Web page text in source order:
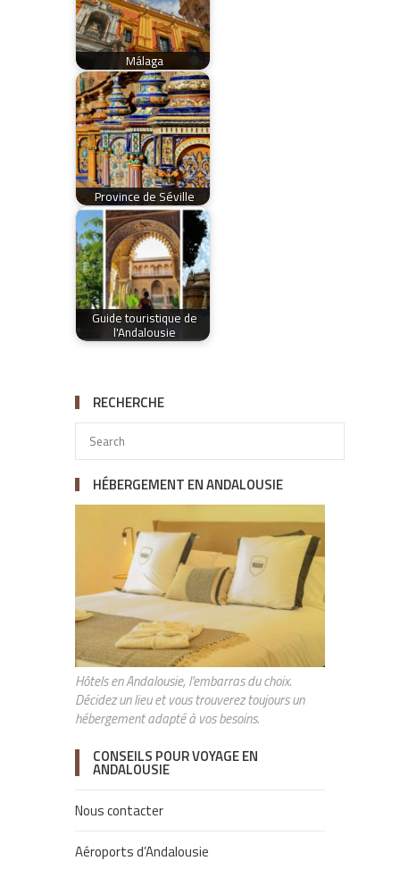
Málaga
Province de Séville
Guide touristique de
l'Andalousie
RECHERCHE
HÉBERGEMENT EN ANDALOUSIE
Hôtels en Andalousie, l'embarras du choix.
Décidez un lieu et vous trouverez toujours un
hébergement adapté à vos besoins.
CONSEILS POUR VOYAGE EN
ANDALOUSIE
Nous contacter
Aéroports d’Andalousie